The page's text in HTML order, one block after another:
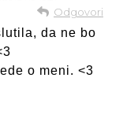
Odgovori
da ne bo
o meni. <3